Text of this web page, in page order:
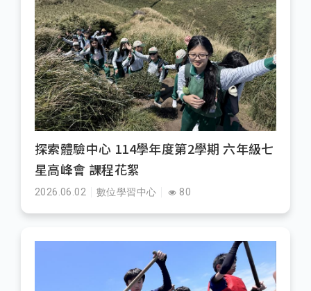
探索體驗中心 114學年度第2學期 六年級七
星高峰會 課程花絮
2026.06.02 數位學習中心 80